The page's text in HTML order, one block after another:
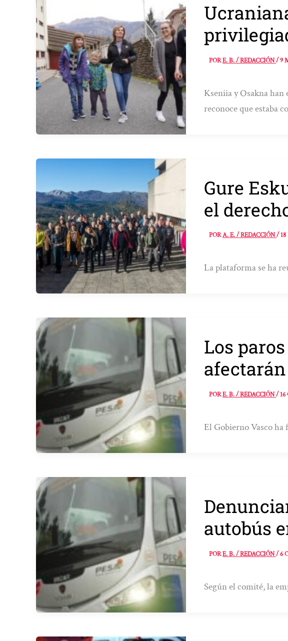
PORE. B. / REDACCIÓN/9
Kseniia y Osakna han
reconoce que estaba
Gure
el
PORA. E. / REDACCIÓN/
La plataforma se ha
Los
PORE. B. / REDACCIÓN/16
El Gobierno Vasco
autobús
PORE. B. / REDACCIÓN/6
Según el comité, la